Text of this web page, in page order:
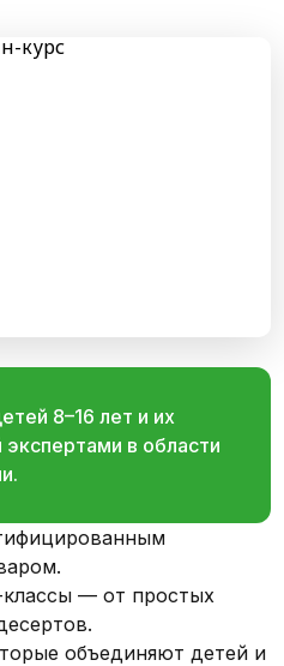
8–16 лет и их
в области
— от простых
объединяют детей и